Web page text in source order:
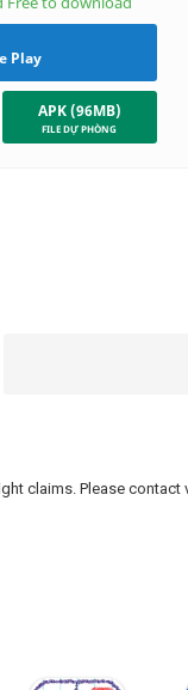
cấp vũ khí
ở đây.
chữa⚙] để sửa chữa
của mình.
Play
APK (96MB)
claims. Please contact